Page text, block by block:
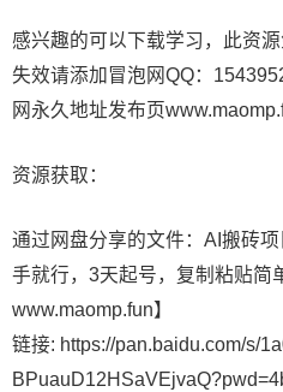
感兴趣的可以下载学习，此资
失效请添加冒泡网QQ：
网永久地址发布页
资源获取：
通过网盘分享的文件：AI搬砖
手就行，3天起号，复制粘贴简
www.maomp.fun】
链接: https://pan.baidu.com/s/